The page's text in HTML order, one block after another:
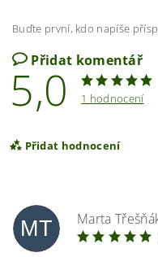
Buďte první, kdo napíše
Přidat komentář
5,0 1 hodnocení
Přidat hodnocení
MT
Marta